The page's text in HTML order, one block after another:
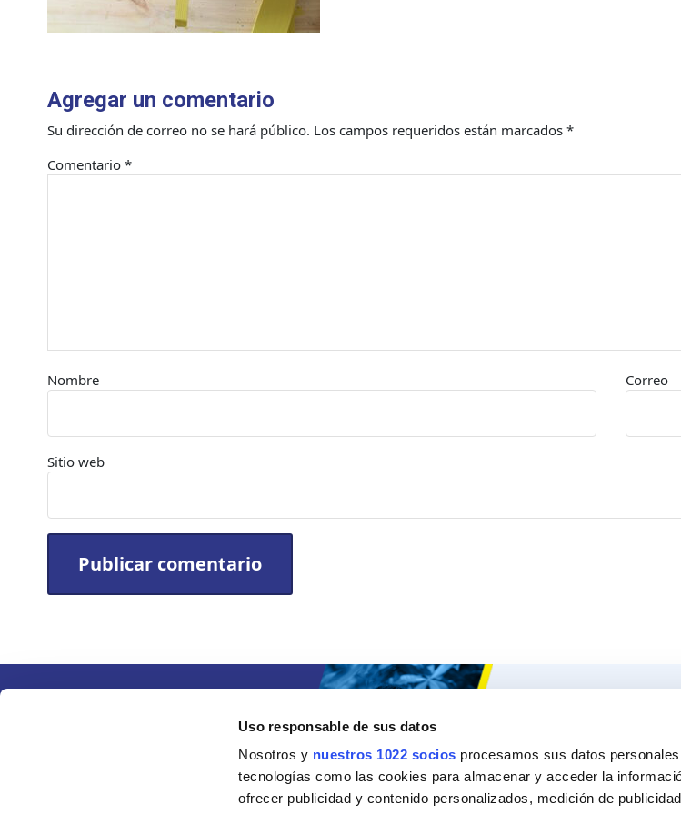
Uso responsable de sus datos
Nosotros y nuestros 1022 socios procesamos sus datos
tecnologías como las cookies para almacenar y acceder la
ofrecer publicidad y contenido personalizados, medición de
Agregar un comentario
Su dirección de correo no se hará público. Los campos requeridos están marcados *
Comentario *
Nombre Correo
Sitio web
Manualidades
Bricolaje